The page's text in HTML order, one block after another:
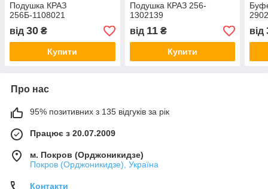
Подушка КРАЗ
256Б-1108021
від 30 ₴
Купити
Подушка КРАЗ 256-
1302139
від 11₴
Купити
від
Про нас
95% позитивних з 135 відгуків за рік
Працює з 20.07.2009
м. Покров (Орджоникидзе)
Покров (Орджоникидзе), Україна
Контакти